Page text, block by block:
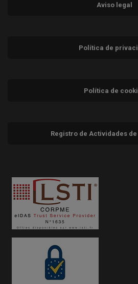
Aviso legal
Política de
Política de
Registro de Actividades